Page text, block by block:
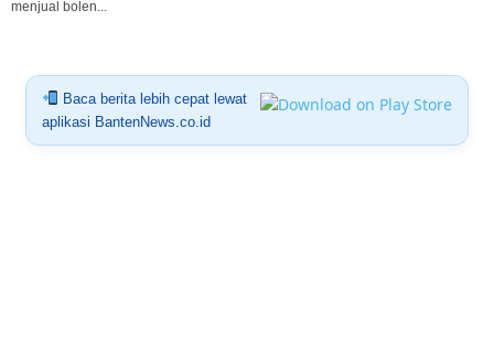
menjual bolen...
Baca berita lebih cepat lewat
aplikasi BantenNews.co.id